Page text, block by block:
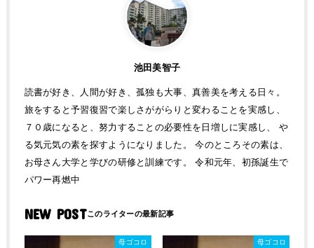
池田美智子
読書が好き、人間が好き、孤独も大事、真善美を考える日々。
旅をすると予習復習で楽しさががらりと変わることを実感し、
７０歳になると、努力することの必要性を日増しに実感し、 や
る気元気の素を探すようになりました。 今のところその素は、
お母さん大学と学びの研修と訓練です。 令和元年、初孫誕生で
パワー再燃中
NEW POST
母ゴコロ 母ゴコロ